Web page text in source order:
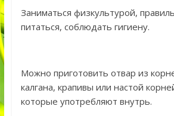
Заниматься физкультурой,
питаться, соблюдать гигиену.
Можно приготовить отвар из
калгана, крапивы или настой
которые употребляют внутрь.